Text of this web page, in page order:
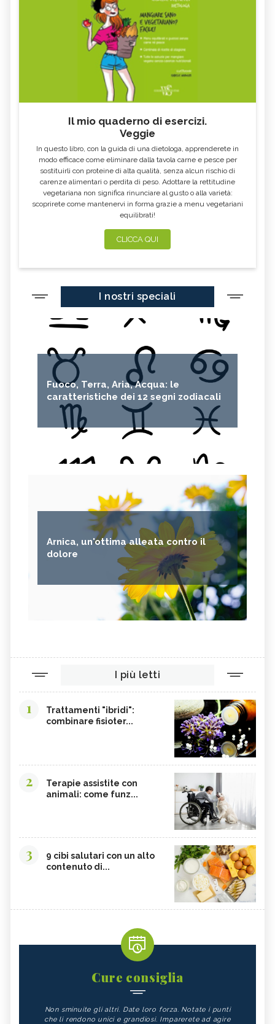
Il mio quaderno di esercizi.
Veggie
In questo libro, con la guida di una dietologa, apprenderete in
modo efficace come eliminare dalla tavola carne e pesce per
sostituirli con proteine di alta qualità, senza alcun rischio di
carenze alimentari o perdita di peso. Adottare la rettitudine
vegetariana non significa rinunciare al gusto o alla varietà:
scoprirete come mantenervi in forma grazie a menu vegetariani
equilibrati!
CLICCA QUI
I nostri speciali
Fuoco, Terra, Aria, Acqua: le
caratteristiche dei 12 segni zodiacali
Arnica, un'ottima alleata contro il
dolore
I più letti
1
Trattamenti "ibridi":
combinare fisioter...
2
Terapie assistite con
animali: come funz...
3
9 cibi salutari con un alto
contenuto di...
Cure consiglia
Non sminuite gli altri. Date loro forza. Notate i punti
che li rendono unici e grandiosi. Imparerete ad agire